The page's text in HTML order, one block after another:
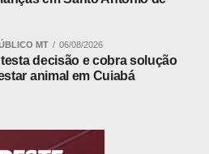
MT 06/08/2026
decisão e cobra solução
animal em Cuiabá